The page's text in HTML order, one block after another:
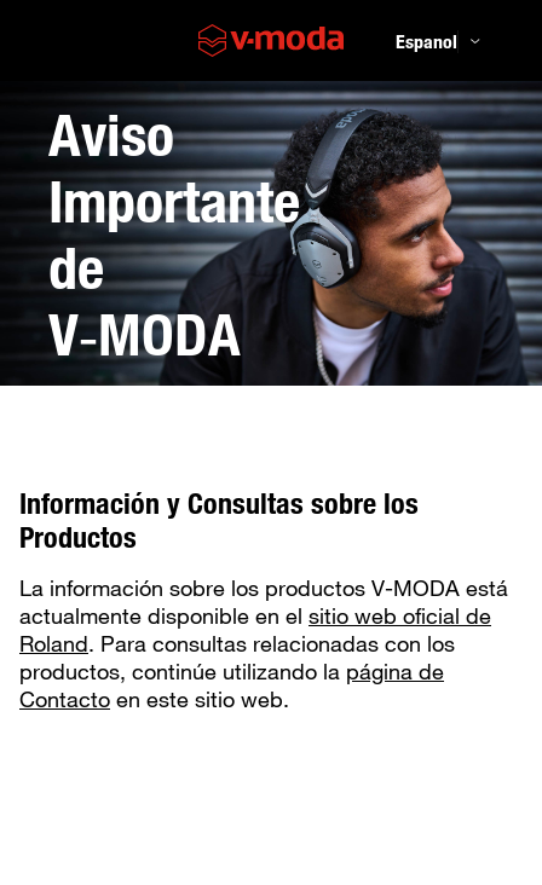
Aviso
Importante
de
V‑MODA
Información y Consultas sobre los
Productos
La información sobre los productos V-MODA está
actualmente disponible en el sitio web oficial de
Roland. Para consultas relacionadas con los
productos, continúe utilizando la página de
Contacto en este sitio web.